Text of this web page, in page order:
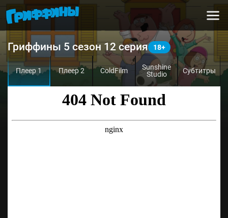
Гриффины 5 сезон 12 серия
Плеер 1 Плеер 2 ColdFilm
Sunshine
Studio
Субтитры